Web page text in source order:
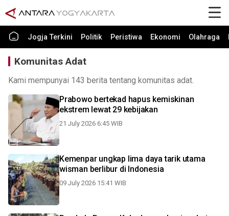
Jogja Terkini Politik Peristiwa Ekonomi Olahraga
Komunitas Adat
Kami mempunyai 143 berita tentang komunitas adat.
Prabowo bertekad hapus kemiskinan
ekstrem lewat 29 kebijakan
21 July 2026 6:45 WIB
Kemenpar ungkap lima daya tarik utama
wisman berlibur di Indonesia
09 July 2026 15:41 WIB